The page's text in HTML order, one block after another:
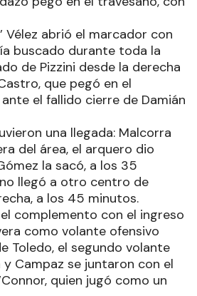
Vélez abrió el marcador con
buscado durante toda la
de Pizzini desde la derecha
que pegó en el
el fallido cierre de Damián
una llegada: Malcorra
del área, el arquero dio
la sacó, a los 35
llegó a otro centro de
a los 45 minutos.
complemento con el ingreso
como volante ofensivo
Toledo, el segundo volante
Campaz se juntaron con el
quien jugó como un